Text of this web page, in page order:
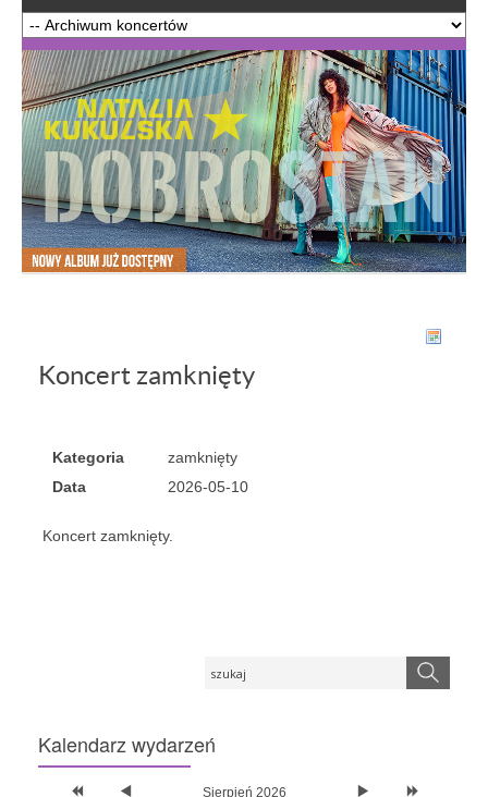
Koncert zamknięty
Kategoria
zamknięty
Data
2026-05-10
Koncert zamknięty.
Kalendarz wydarzeń
Sierpień 2026